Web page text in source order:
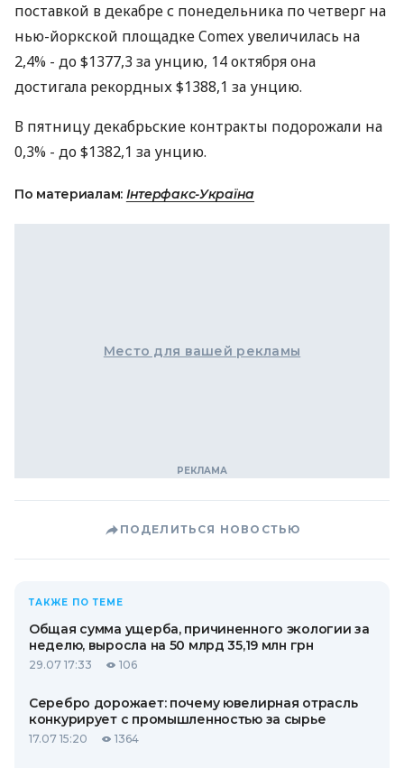
поставкой в декабре с понедельника по четверг на
нью-йоркской площадке Comex увеличилась на
2,4% - до $1377,3 за унцию, 14 октября она
достигала рекордных $1388,1 за унцию.
В пятницу декабрьские контракты подорожали на
0,3% - до $1382,1 за унцию.
По материалам: Інтерфакс-Україна
Место для вашей рекламы
ПОДЕЛИТЬСЯ НОВОСТЬЮ
ТАКЖЕ ПО ТЕМЕ
Общая сумма ущерба, причиненного экологии за
неделю, выросла на 50 млрд 35,19 млн грн
29.07 17:33 106
Серебро дорожает: почему ювелирная отрасль
конкурирует с промышленностью за сырье
17.07 15:20 1364